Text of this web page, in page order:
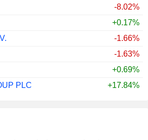
-8.02%
+0.17%
-1.66%
-1.63%
+0.69%
PLC
+17.84%